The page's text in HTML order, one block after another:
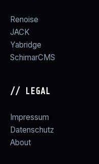
Renoise
JACK
Yabridge
SchimarCMS
// LEGAL
Impressum
Datenschutz
About